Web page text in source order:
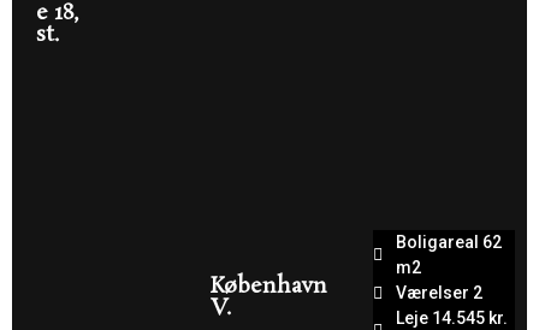
e 18,
st.
Boligareal 62
m2
Værelser 2
Leje 14.545 kr.
København
V.